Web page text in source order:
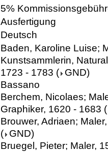
5%
Ausfertigung
Deutsch
Baden, Karoline Luise;
Kunstsammlerin,
1723 - 1783 ( GND)
Bassano
Berchem, Nicolaes;
Graphiker, 1620 - 1683 (
Brouwer, Adriaen;
( GND)
Bruegel, Pieter; Maler,